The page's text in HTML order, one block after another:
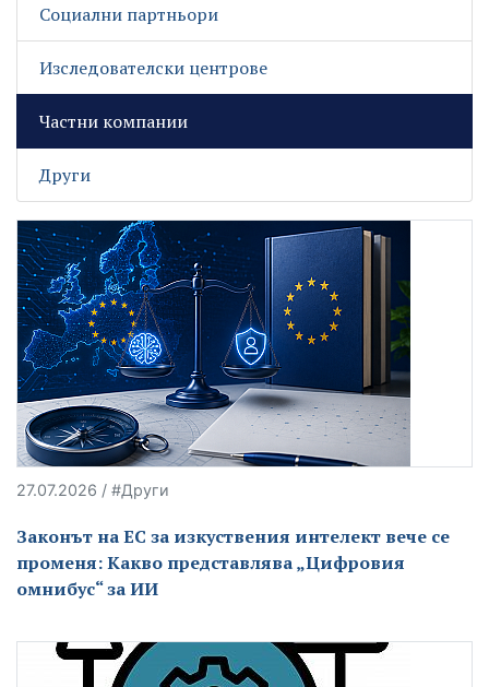
Социални партньори
Изследователски центрове
Частни компании
Други
27.07.2026 / #Други
Законът на ЕС за изкуствения интелект вече се
променя: Какво представлява „Цифровия
омнибус“ за ИИ